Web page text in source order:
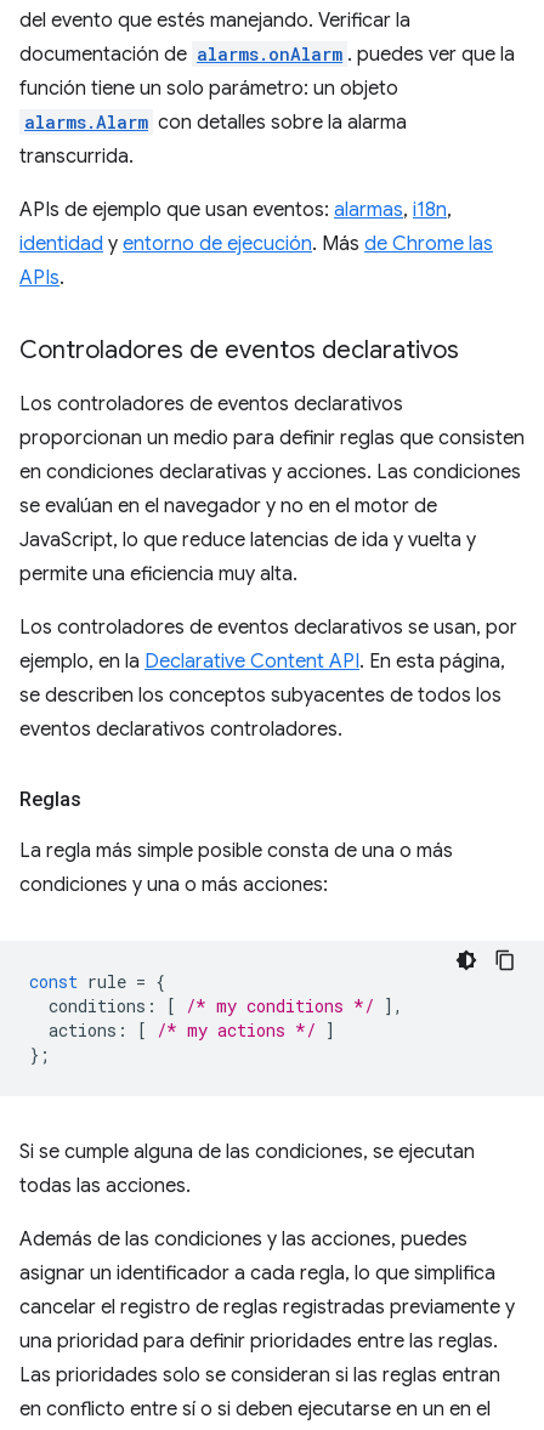
del evento que estés manejando. Verificar la
documentación de alarms.onAlarm . puedes ver que la
función tiene un solo parámetro: un objeto
alarms.Alarm con detalles sobre la alarma
transcurrida.
APIs de ejemplo que usan eventos: alarmas, i18n,
identidad y entorno de ejecución. Más de Chrome las
APIs.
Controladores de eventos declarativos
Los controladores de eventos declarativos
proporcionan un medio para definir reglas que consisten
en condiciones declarativas y acciones. Las condiciones
se evalúan en el navegador y no en el motor de
JavaScript, lo que reduce latencias de ida y vuelta y
permite una eficiencia muy alta.
Los controladores de eventos declarativos se usan, por
ejemplo, en la Declarative Content API. En esta página,
se describen los conceptos subyacentes de todos los
eventos declarativos controladores.
Reglas
La regla más simple posible consta de una o más
condiciones y una o más acciones:
const rule = {
conditions : [ /* my conditions */ ],
actions : [ /* my actions */ ]
};
Si se cumple alguna de las condiciones, se ejecutan
todas las acciones.
Además de las condiciones y las acciones, puedes
asignar un identificador a cada regla, lo que simplifica
cancelar el registro de reglas registradas previamente y
una prioridad para definir prioridades entre las reglas.
Las prioridades solo se consideran si las reglas entran
en conflicto entre sí o si deben ejecutarse en un en el